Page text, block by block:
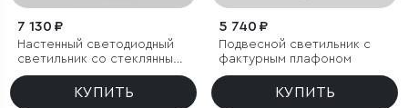
7 130 ₽
Настенный светодиодный
светильник со стеклянным
плафоном
КУПИТЬ
5 740 ₽
Подвесной светильник с
фактурным плафоном
КУПИТЬ